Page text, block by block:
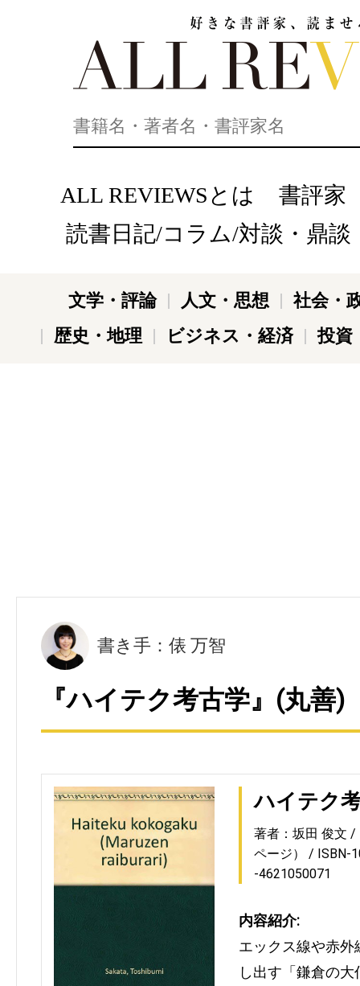
ALL REVIEWSとは
書評家
読書日記/コラム/対談・鼎談
文学・評論 人文・思想
社会・
歴史・地理
ビジネス・経済 投資
書き手：俵 万智
『ハイテク考古学』(丸善)
ハイテク
著者：坂田 俊文
ページ）
ISBN-
-4621050071
内容紹介:
エックス線や赤
し出す「鎌倉の